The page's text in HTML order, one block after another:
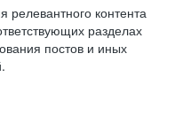
контента
разделах
постов и иных